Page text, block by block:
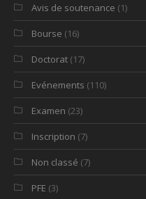
Avis de soutenance (1)
Bourse (16)
Doctorat (17)
Evénements (110)
Examen (23)
Inscription (7)
Non classé (7)
PFE (3)